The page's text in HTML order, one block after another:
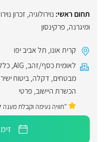
תחום ראשי: נוירולוגיה, זכרון
ומיגרנה, פרקינסון
קרית אונו, תל אביב יפו
לאומית כסף/זהב,
AIG
,
מבטחים, דקלה,ביטוח ישיר
הכשרת היישוב, פרטי
"חוויה נעימה וקבלת מענה